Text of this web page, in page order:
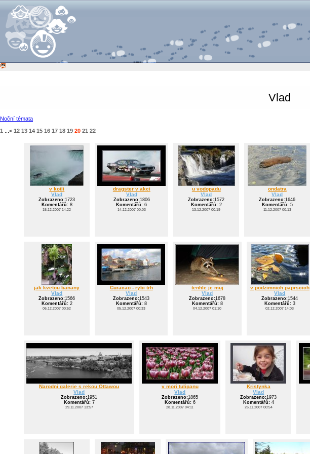
Vlad
Noční témata
1
< 12 13 14 15 16 17 18 19 20 21 22
v kotli
Vlad
Zobrazeno:1723
Komentářů:8
15.12.2007 14:22
dragster v akci
Vlad
Zobrazeno:1806
Komentářů: 6
14.12.2007 00:03
u vodopadu
Vlad
Zobrazeno:1572
Komentářů:2
13.12.2007 00:19
ondatra
Vlad
Zobrazeno:1646
Komentářů:5
11.12.2007 00:13
jak kvetou banany
Vlad
Zobrazeno:1566
Komentářů:2
06.12.2007 00:52
Curacao - rybi trh
Vlad
Zobrazeno:1543
Komentářů:8
05.12.2007 00:33
tenhle je muj
Vlad
Zobrazeno:1678
Komentářů:8
04.12.2007 01:10
v podzimnich paprscich
Vlad
Zobrazeno:1544
Komentářů:3
02.12.2007 14:03
Narodni galerie s rekou Ottawou
Vlad
Zobrazeno:1951
Komentářů:7
29.11.2007 13:57
v mori tulipanu
Vlad
Zobrazeno:1865
Komentářů:6
28.11.2007 04:11
Kristynka
Vlad
Zobrazeno:1973
Komentářů:4
26.11.2007 00:54